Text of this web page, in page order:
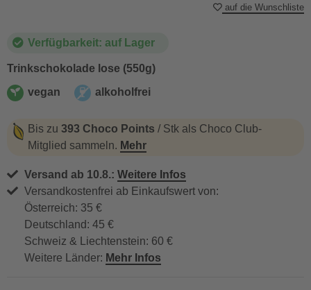
Verfügbarkeit: auf Lager
Trinkschokolade lose (550g)
vegan
alkoholfrei
Bis zu 393 Choco Points / Stk als Choco Club-
Mitglied sammeln. Mehr
Versand ab 10.8.: Weitere Infos
Versandkostenfrei ab Einkaufswert von:
Österreich: 35 €
Deutschland: 45 €
Schweiz & Liechtenstein: 60 €
Weitere Länder: Mehr Infos
auf die Wunschliste